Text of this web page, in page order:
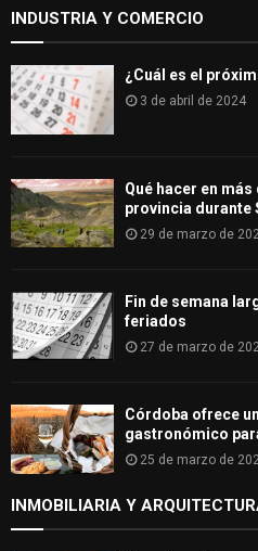
INDUSTRIA Y COMERCIO
¿Cuál es el
3 de abril de 2024
Qué hacer en
provincia durante
29 de marzo de
Fin de semana
feriados
27 de marzo de
Córdoba ofrece
gastronómico
25 de marzo de
INMOBILIARIA Y